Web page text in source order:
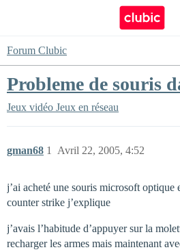
Forum Clubic
Probleme de souris
Jeux vidéo Jeux en réseau
gman68 Avril 22, 2005, 4:52
1
j’ai acheté une souris microsoft optique
counter strike j’explique
j’avais l’habitude d’appuyer sur la
recharger les armes mais maintenant